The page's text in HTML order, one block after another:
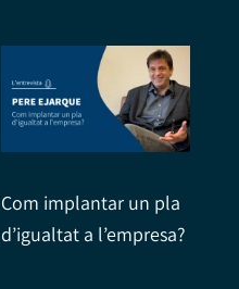
Com implantar un pla
d’igualtat a l’empresa?